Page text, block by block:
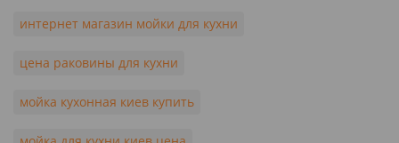
интернет магазин мойки для кухни
цена раковины для кухни
мойка кухонная киев купить